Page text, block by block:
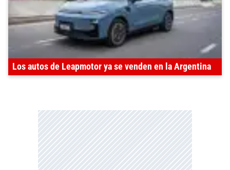
Los autos de Leapmotor ya se venden en la Argentina